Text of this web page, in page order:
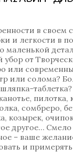
в своем
и легкости в
маленькой
убор от
или
или солома?
пилотка,
сомбреро,
козырек,
другое…
– ваше
и